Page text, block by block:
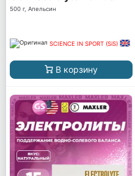
500 г, Апельсин
SCIENCE IN SPORT (SiS)
В корзину